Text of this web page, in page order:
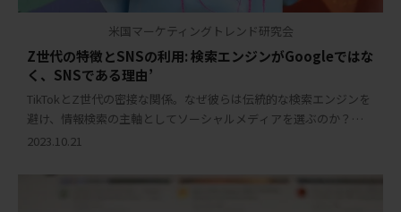
米国マーケティングトレンド研究会
Z世代の特徴とSNSの利用: 検索エンジンがGoogleではな
く、SNSである理由’
TikTokとZ世代の密接な関係。なぜ彼らは伝統的な検索エンジンを
避け、情報検索の主軸としてソーシャルメディアを選ぶのか？マ
ーケティングの未来は、この変化を理解しているかにかかってい
2023.10.21